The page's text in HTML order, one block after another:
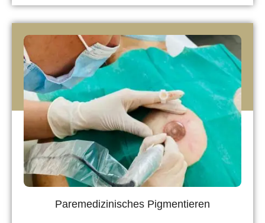
Paremedizinisches Pigmentieren